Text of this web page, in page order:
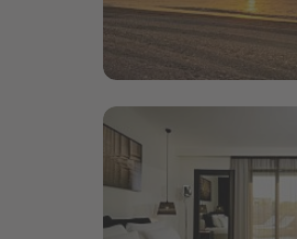
Bildergalerie